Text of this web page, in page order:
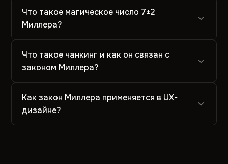
Что такое магическое число 7±2
Миллера?
Что такое чанкинг и как он связан с
законом Миллера?
Как закон Миллера применяется в UX-
дизайне?